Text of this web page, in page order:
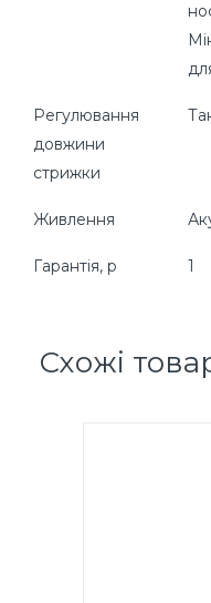
Регулювання
довжини
стрижки
Живлення
Гарантія, р 1
Схожі